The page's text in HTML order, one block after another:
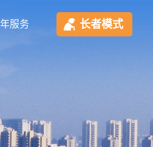
服务 长者模式